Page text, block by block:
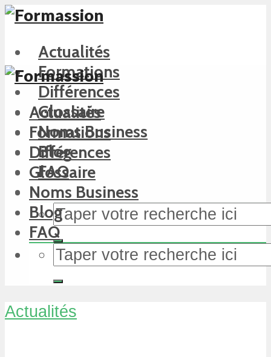
Actualités
Formations
Différences
Glossaire
Noms Business
Blog
FAQ
Actualités
Formations
Différences
Glossaire
Noms Business
Blog
FAQ
Actualités